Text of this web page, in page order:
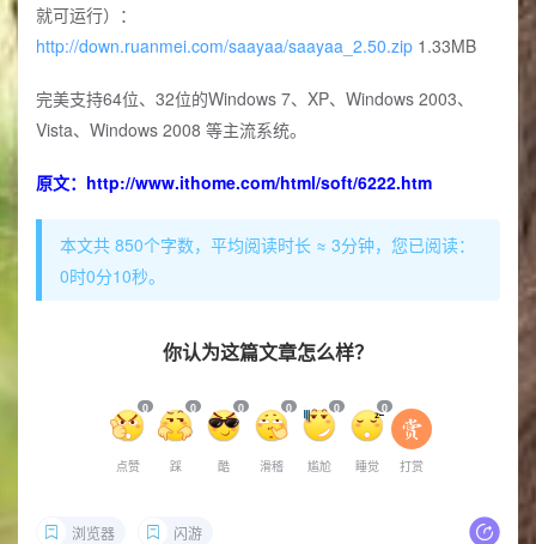
就可运行）：
http://down.ruanmei.com/saayaa/saayaa_2.50.zip 1.33MB
完美支持64位、32位的Windows 7、XP、Windows 2003、
Vista、Windows 2008 等主流系统。
原文： http://www.ithome.com/html/soft/6222.htm
本文共 850个字数，平均阅读时长 ≈ 3分钟，您已阅读：
0时0分10秒。
你认为这篇文章怎么样？
0
点赞
0
踩
0
酷
0
滑稽
0
尴尬
0
睡觉 打赏
浏览器 闪游